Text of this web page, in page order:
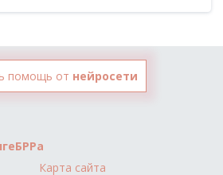
помощь от нейросети
Карта сайта